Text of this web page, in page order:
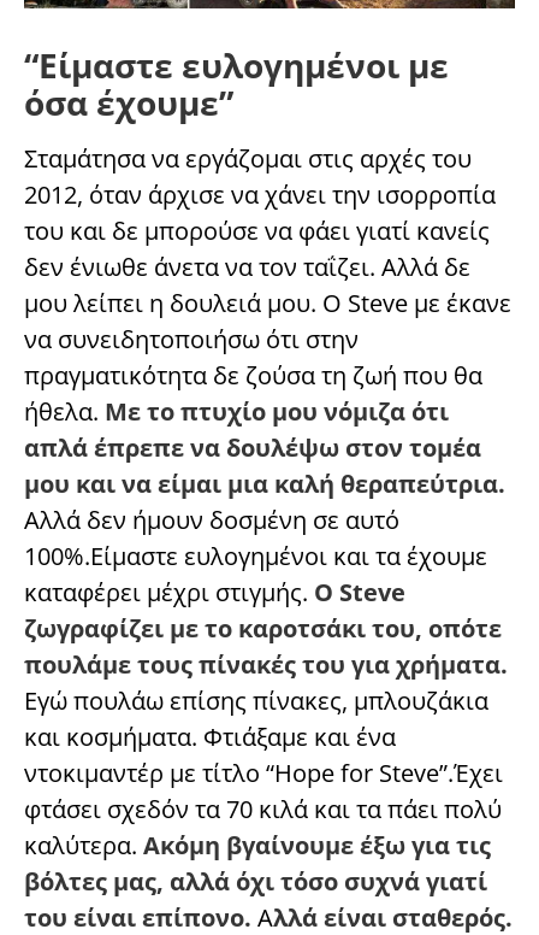
“Είμαστε ευλογημένοι με
όσα έχουμε”
Σταμάτησα να εργάζομαι στις αρχές του
2012, όταν άρχισε να χάνει την ισορροπία
του και δε μπορούσε να φάει γιατί κανείς
δεν ένιωθε άνετα να τον ταΐζει. Αλλά δε
μου λείπει η δουλειά μου. Ο Steve με έκανε
να συνειδητοποιήσω ότι στην
πραγματικότητα δε ζούσα τη ζωή που θα
ήθελα. Με το πτυχίο μου νόμιζα ότι
απλά έπρεπε να δουλέψω στον τομέα
μου και να είμαι μια καλή θεραπεύτρια.
Αλλά δεν ήμουν δοσμένη σε αυτό
100%.Είμαστε ευλογημένοι και τα έχουμε
καταφέρει μέχρι στιγμής. Ο Steve
ζωγραφίζει με το καροτσάκι του, οπότε
πουλάμε τους πίνακές του για χρήματα.
Εγώ πουλάω επίσης πίνακες, μπλουζάκια
και κοσμήματα. Φτιάξαμε και ένα
ντοκιμαντέρ με τίτλο “Hope for Steve”.Έχει
φτάσει σχεδόν τα 70 κιλά και τα πάει πολύ
καλύτερα. Ακόμη βγαίνουμε έξω για τις
βόλτες μας, αλλά όχι τόσο συχνά γιατί
του είναι επίπονο. Αλλά είναι σταθερός.